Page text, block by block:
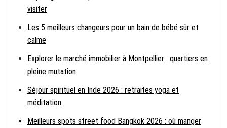
visiter
Les 5 meilleurs changeurs pour un bain de bébé sûr et
calme
Explorer le marché immobilier à Montpellier : quartiers en
pleine mutation
Séjour spirituel en Inde 2026 : retraites yoga et
méditation
Meilleurs spots street food Bangkok 2026 : où manger